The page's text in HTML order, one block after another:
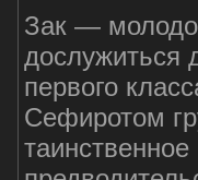
Зак —
дослужиться
первого
Сефиротом